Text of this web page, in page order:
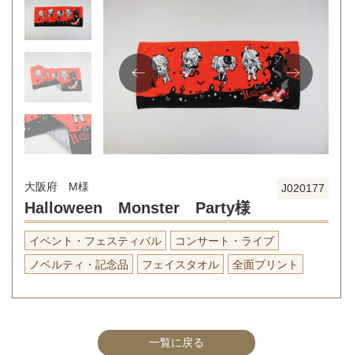
J020177
大阪府 M様
Halloween Monster Party様
イベント・フェスティバル
コンサート・ライブ
ノベルティ・記念品
フェイスタオル 全面プリント
一覧に戻る